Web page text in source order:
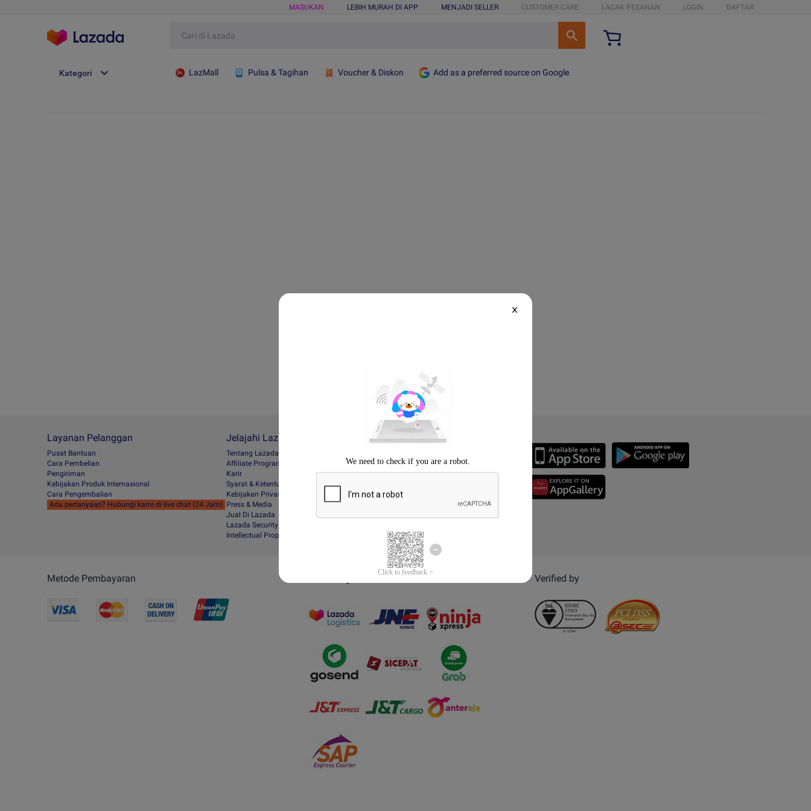
MASUKAN LEBIH MURAH DI APP MENJADI SELLER CUSTOMER CARE LACAK PESANAN LOGIN DAFTAR
Kategori LazMall Pulsa & Tagihan Voucher & Diskon Add as a preferred source on Google
Layanan Pelanggan
Pusat Bantuan
Cara Pembelian
Pengiriman
Kebijakan Produk Internasional
Cara Pengembalian
Ada pertanyaan? Hubungi kami di live chat (24 Jam)
Jelajahi Lazada
Tentang Lazada
Afﬁliate Program
Karir
Syarat & Ketentuan
Kebijakan Privasi
Press & Media
Jual Di Lazada
Lazada Security
Intellectual Property Protection
Download the App
Metode Pembayaran Verified by
X